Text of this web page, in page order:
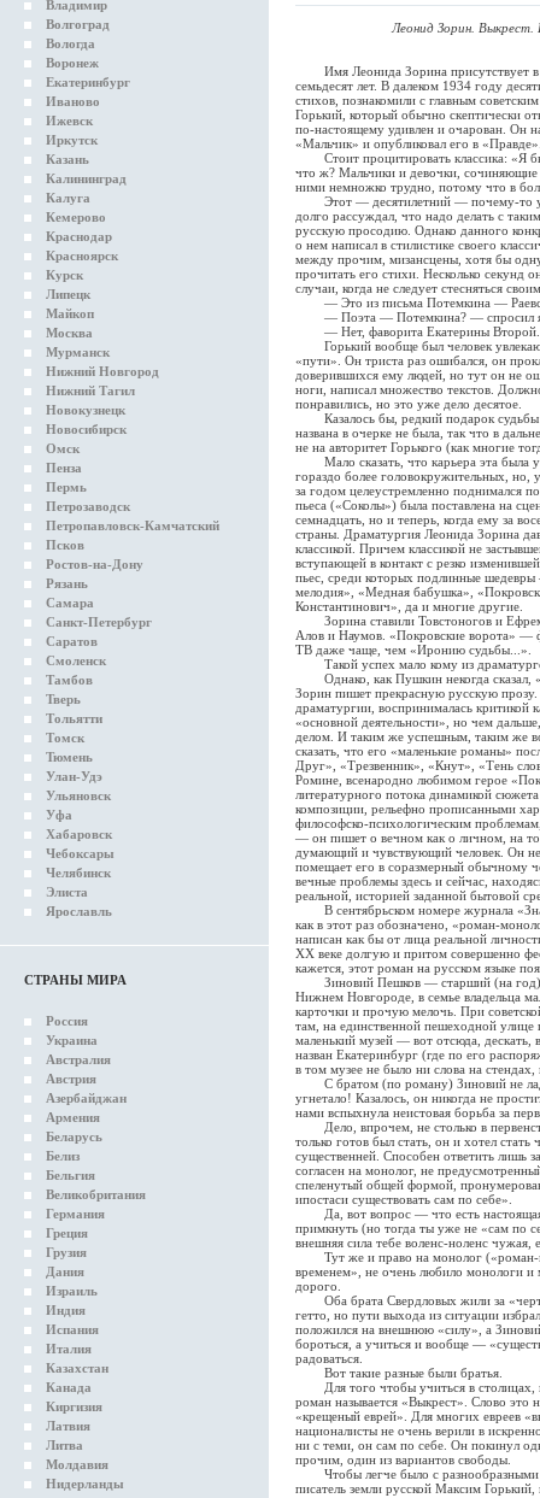
Владимир
Волгоград
Вологда
Воронеж
Екатеринбург
Иваново
Ижевск
Иркутск
Казань
Калининград
Калуга
Кемерово
Краснодар
Красноярск
Курск
Липецк
Майкоп
Москва
Мурманск
Нижний Новгород
Нижний Тагил
Новокузнецк
Новосибирск
Омск
Пенза
Пермь
Петрозаводск
Петропавловск-Камчатский
Псков
Ростов-на-Дону
Рязань
Самара
Санкт-Петербург
Саратов
Смоленск
Тамбов
Тверь
Тольятти
Томск
Тюмень
Улан-Удэ
Ульяновск
Уфа
Хабаровск
Чебоксары
Челябинск
Элиста
Ярославль
СТРАНЫ МИРА
Россия
Украина
Австралия
Австрия
Азербайджан
Армения
Беларусь
Белиз
Бельгия
Великобритания
Германия
Греция
Грузия
Дания
Израиль
Индия
Испания
Италия
Казахстан
Канада
Киргизия
Латвия
Литва
Молдавия
Нидерланды
Леонид Зорин.
Имя Леонида Зорина присутствует в
семьдесят лет. В далеком 1934 году
стихов, познакомили с главным
Горький, который обычно скептически
по-настоящему удивлен и очарован. Он
«Мальчик» и опубликовал его в
Стоит процитировать классика: «Я
что ж? Мальчики и девочки,
ними немножко трудно, потому что в
Этот — десятилетний — почему-то
долго рассуждал, что надо делать с
русскую просодию. Однако данного
о нем написал в стилистике своего
между прочим, мизансцены, хотя бы
прочитать его стихи. Несколько секунд
случаи, когда не следует стесняться
— Это из письма Потемкина —
— Поэта — Потемкина? — спросил
— Нет, фаворита Екатерины Второй.
Горький вообще был человек
«пути». Он триста раз ошибался, он
доверившихся ему людей, но тут он не
ноги, написал множество текстов.
понравились, но это уже дело десятое.
Казалось бы, редкий подарок судьбы
названа в очерке не была, так что в
не на авторитет Горького (как многие
Мало сказать, что карьера эта была
гораздо более головокружительных, но,
за годом целеустремленно поднимался
пьеса («Соколы») была поставлена на
семнадцать, но и теперь, когда ему за
страны. Драматургия Леонида Зорина
классикой. Причем классикой не
вступающей в контакт с резко
пьес, среди которых подлинные
мелодия», «Медная бабушка»,
Константинович», да и многие другие.
Зорина ставили Товстоногов и
Алов и Наумов. «Покровские ворота» —
ТВ даже чаще, чем «Иронию судьбы...».
Такой успех мало кому из
Однако, как Пушкин некогда сказал,
Зорин пишет прекрасную русскую
драматургии, воспринималась критикой
«основной деятельности», но чем
делом. И таким же успешным, таким же
сказать, что его «маленькие романы»
Друг», «Трезвенник», «Кнут», «Тень
Ромине, всенародно любимом герое
литературного потока динамикой
композиции, рельефно прописанными
философско-психологическим
— он пишет о вечном как о личном, на
думающий и чувствующий человек. Он
помещает его в соразмерный обычному
вечные проблемы здесь и сейчас,
реальной, историей заданной бытовой
В сентябрьском номере журнала
как в этот раз обозначено, «роман-
написан как бы от лица реальной
ХХ веке долгую и притом совершенно
кажется, этот роман на русском языке
Зиновий Пешков — старший (на год)
Нижнем Новгороде, в семье владельца
карточки и прочую мелочь. При
там, на единственной пешеходной улице
маленький музей — вот отсюда,
назван Екатеринбург (где по его
в том музее не было ни слова на стендах,
С братом (по роману) Зиновий не
угнетало! Казалось, он никогда не
нами вспыхнула неистовая борьба за
Дело, впрочем, не столько в
только готов был стать, он и хотел
существенней. Способен ответить лишь
согласен на монолог, не
спеленутый общей формой,
ипостаси существовать сам по себе».
Да, вот вопрос — что есть настоящая
примкнуть (но тогда ты уже не «сам по
внешняя сила тебе воленс-ноленс чужая,
Тут же и право на монолог («роман-
временем», не очень любило монологи и
дорого.
Оба брата Свердловых жили за
гетто, но пути выхода из ситуации
положился на внешнюю «силу», а
бороться, а учиться и вообще —
радоваться.
Вот такие разные были братья.
Для того чтобы учиться в столицах,
роман называется «Выкрест». Слово
«крещеный еврей». Для многих евреев
националисты не очень верили в
ни с теми, он сам по себе. Он покинул
прочим, один из вариантов свободы.
Чтобы легче было с разнообразными
писатель земли русской Максим